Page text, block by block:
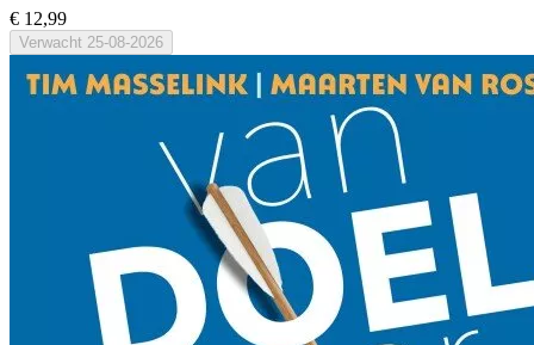
€ 12,99
Verwacht 25-08-2026